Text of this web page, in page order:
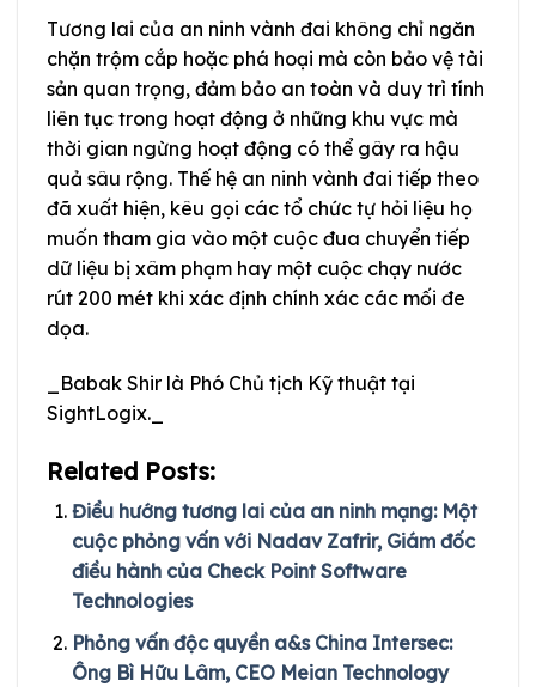
Tương lai của an ninh vành đai không chỉ ngăn
chặn trộm cắp hoặc phá hoại mà còn bảo vệ tài
sản quan trọng, đảm bảo an toàn và duy trì tính
liên tục trong hoạt động ở những khu vực mà
thời gian ngừng hoạt động có thể gây ra hậu
quả sâu rộng. Thế hệ an ninh vành đai tiếp theo
đã xuất hiện, kêu gọi các tổ chức tự hỏi liệu họ
muốn tham gia vào một cuộc đua chuyển tiếp
dữ liệu bị xâm phạm hay một cuộc chạy nước
rút 200 mét khi xác định chính xác các mối đe
dọa.
_Babak Shir là Phó Chủ tịch Kỹ thuật tại
SightLogix._
Related Posts:
Điều hướng tương lai của an ninh mạng: Một
cuộc phỏng vấn với Nadav Zafrir, Giám đốc
điều hành của Check Point Software
Technologies
Phỏng vấn độc quyền a&s China Intersec:
Ông Bì Hữu Lâm, CEO Meian Technology